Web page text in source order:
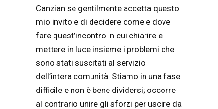
Canzian se gentilmente accetta questo
mio invito e di decidere come e dove
fare quest’incontro in cui chiarire e
mettere in luce insieme i problemi che
sono stati suscitati al servizio
dell’intera comunità. Stiamo in una fase
difficile e non è bene dividersi; occorre
al contrario unire gli sforzi per uscire da